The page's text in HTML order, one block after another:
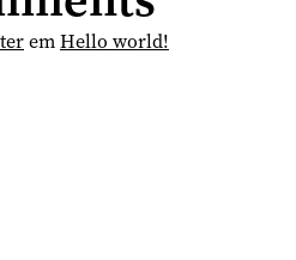
emHello world!